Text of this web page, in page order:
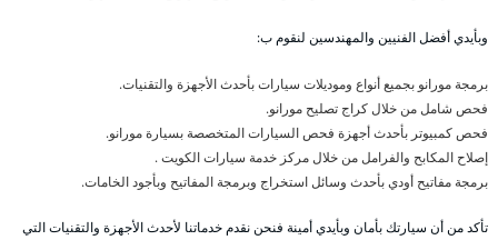
وبأيدي أفضل الفنيين والمهندسين لنقوم ب:
برمجة مورانو بجميع أنواع وموديلات سيارات بأحدث الأجهزة والتقنيات.
فحص شامل من خلال كراج تصليح مورانو.
فحص كمبيوتر بأحدث أجهزة فحص السيارات المتخصصة بسيارة مورانو.
إصلاح المكابح والفرامل من خلال مركز خدمة سيارات الكويت .
برمجة مفاتيح أودي بأحدث وسائل استخراج وبرمجة المفاتيح وبأجود الخامات.
تأكد من أن سيارتك بأمان وبأيدي أمينة فنحن نقدم خدماتنا لأحدث الأجهزة والتقنيات التي